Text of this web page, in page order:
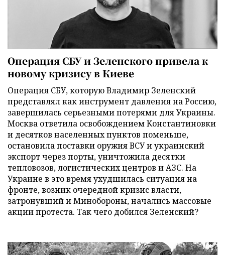
Операция СБУ и Зеленского привела к
новому кризису в Киеве
Операция СБУ, которую Владимир Зеленский
представлял как инструмент давления на Россию,
завершилась серьезными потерями для Украины.
Москва ответила освобождением Константиновки
и десятков населенных пунктов поменьше,
остановила поставки оружия ВСУ и украинский
экспорт через порты, уничтожила десятки
тепловозов, логистических центров и АЗС. На
Украине в это время ухудшилась ситуация на
фронте, возник очередной кризис власти,
затронувший и Минобороны, начались массовые
акции протеста. Так чего добился Зеленский?